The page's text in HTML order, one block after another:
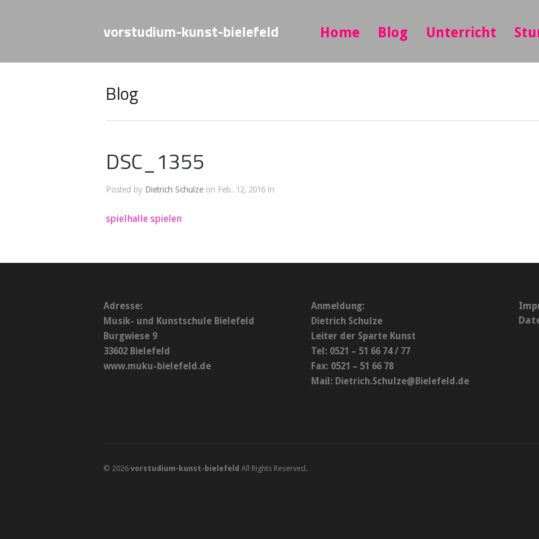
vorstudium-kunst-bielefeld Home Blog Unterricht
Blog
DSC_1355
Posted by Dietrich Schulze on Feb. 12, 2016 in
spielhalle spielen
Adresse:
Musik- und Kunstschule Bielefeld
Burgwiese 9
33602 Bielefeld
www.muku-bielefeld.de
Anmeldung:
Dietrich Schulze
Leiter der Sparte Kunst
Tel: 0521 – 51 66 74 / 77
Fax: 0521 – 51 66 78
Mail: Dietrich.Schulze@Bielefeld.de
© 2026 vorstudium-kunst-bielefeld All Rights Reserved.